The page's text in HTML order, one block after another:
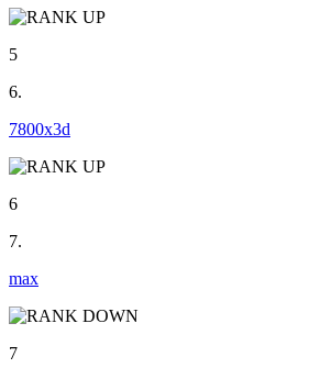
5
6.
7800x3d
6
7.
max
7